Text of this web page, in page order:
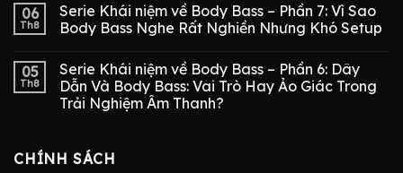
06
Th8
Serie Khái niệm về Body Bass – Phần 7: Vì Sao
Body Bass Nghe Rất Nghiền Nhưng Khó Setup
05
Th8
Serie Khái niệm về Body Bass – Phần 6: Dây
Dẫn Và Body Bass: Vai Trò Hay Ảo Giác Trong
Trải Nghiệm Âm Thanh?
CHÍNH SÁCH